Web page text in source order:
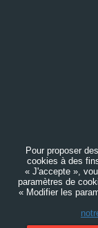
Pour proposer
cookies à des
« J'accepte »,
paramètres de
« Modifier les